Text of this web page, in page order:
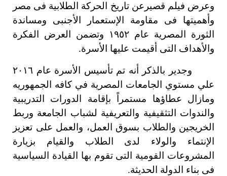
وعرض فيلم قصيرعن تاريخ الحركة الطلابية فى مصر
وأهميتها فى مقاومة الإستعمار الأجنبى ومساندة
الثورة المصرية عام ١٩٥٢ وتضمن العرض الفكرة
والأهداف التى أقيمت عليها الأسرة.
وجدير بالذكر أنه تم تأسيس الأسرة عام ٢٠١٦
علي مستوي الجامعات المصرية في كافه الجمهوريه
ومازال عطاؤها مستمراً بإقامة الدورات التدريبية
والندوات التثقيفية والتعريفية لشباب الجامعة وربط
الخريجين والطلاب بسوق العمل، والعمل على تعزيز
الإنتماء والولاء لدى الطلاب والقيام بزيارة
المشروعات القومية التى تقوم بها القيادة السياسية
فى بناء الدولة الحديثة.